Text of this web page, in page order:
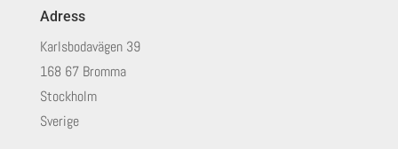
Adress
Karlsbodavägen 39
168 67 Bromma
Stockholm
Sverige